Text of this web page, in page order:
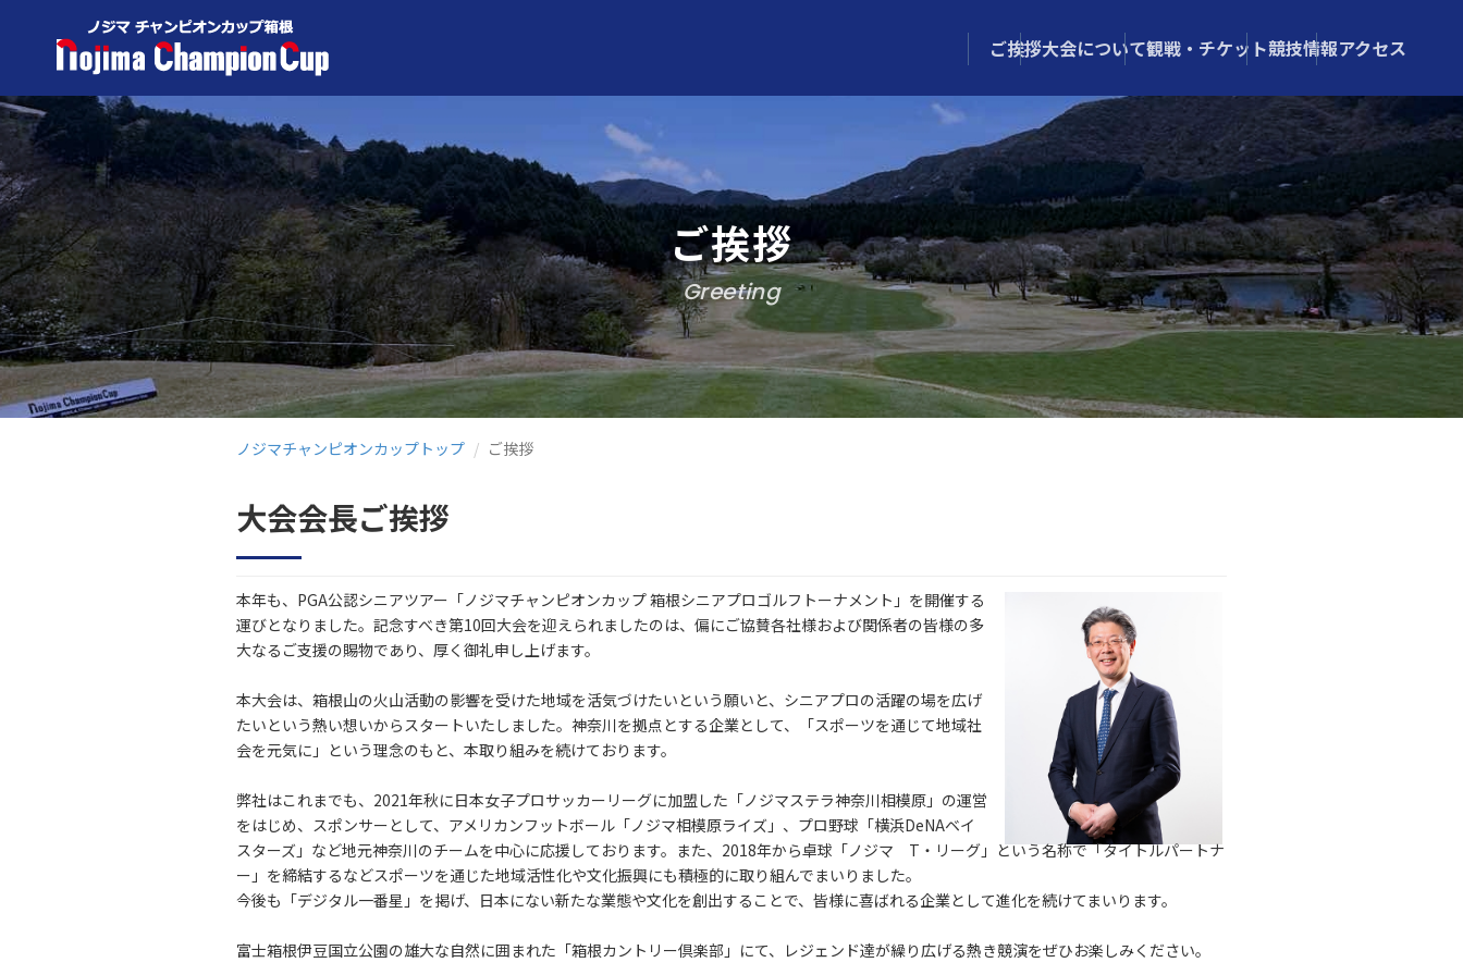
ご挨拶大会について観戦・チケット競技情報アクセス
ご挨拶
Greeting
ノジマチャンピオンカップトップ ご挨拶
大会会長ご挨拶
本年も、PGA公認シニアツアー「ノジマチャンピオンカップ 箱根シニアプロゴルフトーナメント」を開催する
運びとなりました。記念すべき第10回大会を迎えられましたのは、偏にご協賛各社様および関係者の皆様の多
大なるご支援の賜物であり、厚く御礼申し上げます。
本大会は、箱根山の火山活動の影響を受けた地域を活気づけたいという願いと、シニアプロの活躍の場を広げ
たいという熱い想いからスタートいたしました。神奈川を拠点とする企業として、「スポーツを通じて地域社
会を元気に」という理念のもと、本取り組みを続けております。
弊社はこれまでも、2021年秋に日本女子プロサッカーリーグに加盟した「ノジマステラ神奈川相模原」の運営
をはじめ、スポンサーとして、アメリカンフットボール「ノジマ相模原ライズ」、プロ野球「横浜DeNAベイ
スターズ」など地元神奈川のチームを中心に応援しております。また、2018年から卓球「ノジマ T・リーグ」という名称で「タイトルパートナ
ー」を締結するなどスポーツを通じた地域活性化や文化振興にも積極的に取り組んでまいりました。
今後も「デジタル一番星」を掲げ、日本にない新たな業態や文化を創出することで、皆様に喜ばれる企業として進化を続けてまいります。
富士箱根伊豆国立公園の雄大な自然に囲まれた「箱根カントリー倶楽部」にて、レジェンド達が繰り広げる熱き競演をぜひお楽しみください。